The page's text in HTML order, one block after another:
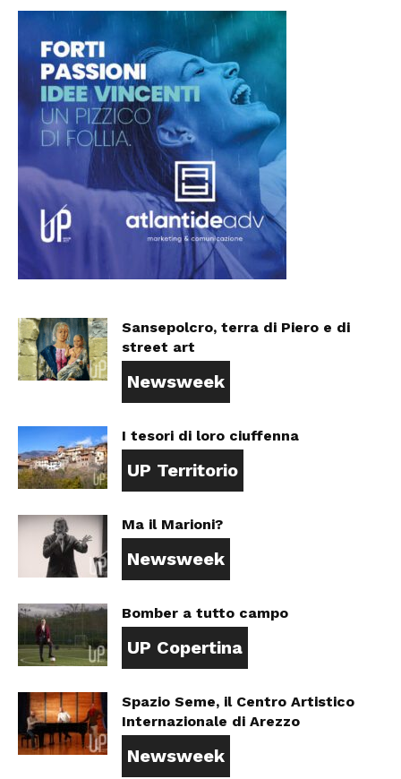
Sansepolcro, terra di Piero e di
street art
Newsweek
I tesori di loro ciuffenna
UP Territorio
Ma il Marioni?
Newsweek
Bomber a tutto campo
UP Copertina
Spazio Seme, il Centro Artistico
Internazionale di Arezzo
Newsweek